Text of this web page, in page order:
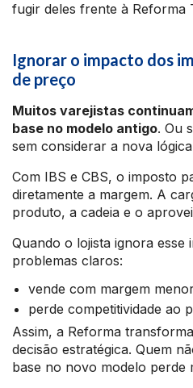
fugir deles frente à Reforma
Ignorar o impacto dos
de preço
Muitos varejistas
base no modelo antigo. Ou
sem considerar a nova
Com IBS e CBS, o imposto
diretamente a margem. A
produto, a cadeia e o
Quando o lojista ignora esse
problemas claros:
vende com margem
perde competitividade ao
Assim, a Reforma
decisão estratégica. Quem
base no novo modelo perde